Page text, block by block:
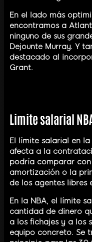
En el lado más
encontramos a
ninguno de sus
Dejounte Murray. Y
destacado al
Grant.
Limite salarial
El límite salarial en
afecta a la
podría comparar
amortización o la
de los agentes libres
En la NBA, el límite
cantidad de dinero
a los fichajes y a los
equipo concreto. Se